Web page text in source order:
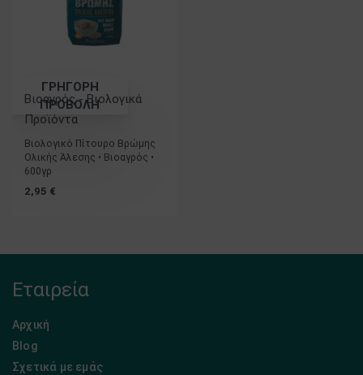
ΓΡΗΓΟΡΗ
ΠΡΟΒΟΛΗ
Βιοαγρός - Βιολογικά
Προϊόντα
Βιολογικό Πίτουρο Βρώμης
Ολικής Άλεσης • Βιοαγρός •
600γρ
2,95 €
Εταιρεία
Αρχική
Blog
Σχετικά με εμάς